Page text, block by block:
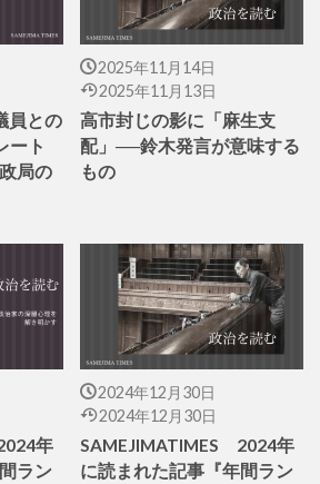
員との
ート
局の
2025年11月14日
2025年11月13日
高市封じの影に「麻生支
配」──鈴木発言が意味する
もの
年
ラン
2024年12月30日
2024年12月30日
SAMEJIMATIMES 2024年
に読まれた記事『年間ラン